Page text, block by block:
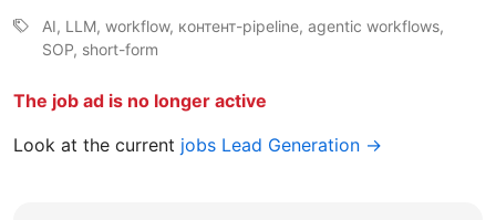
AI, LLM, workflow, контент-pipeline, agentic workflows,
SOP, short-form
The job ad is no longer active
Look at the current jobs Lead Generation →